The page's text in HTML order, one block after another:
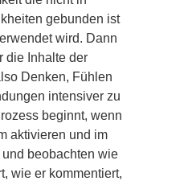
gebunden ist
wird. Dann
die Inhalte der
Denken, Fühlen
intensiver zu
beginnt, wenn
aktivieren und im
beobachten wie
wie er kommentiert,